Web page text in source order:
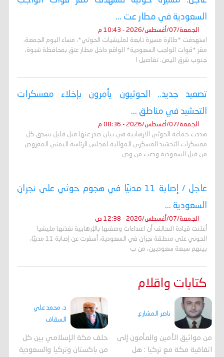
السعودية في مطار عت ...
الجمعة/07/أغسطس/2026 - 10:43 م
استهدفت *طائرة مسيرة تابعة لمليشيات الحوثي*، مساء اليوم الجمعة،
مقر *قوات الواجب السعودية* الواقع داخل مطار عتق بمحافظة شبوة،
جنوب شرق اليمن. تفاصيل ا
تصعيد جديد.. الحوثيون يأمرون بإخلاء معسكرات
التحشيد في مناطق ...
الجمعة/07/أغسطس/2026 - 08:36 م
هددت جماعة الحوثي الارهابية في بيان صدر عنها قبل قليل بسحق كل
معسكرات التحشيد العسكري الموالية لمجلس الرئاسة اليمني المفروض
من قبل السعودية ودعت من وص
عاجل / إصابة 11 مدنيًا في هجوم حوثي على نجران
السعودية ...
الجمعة/07/أغسطس/2026 - 12:38 ص
أعلنت قيادة التحالف أن اعتداءات وصفتها بالإرهابية نفذتها مليشيا
الحوثي على منطقة نجران في السعودية، أسفرت عن إصابة 11 مدنيًا،
بينهم سبعة سعوديين، من ب
كتابات واقلام
ناصر المشارع
من مواثيق الأمين والمأمون إلى
اتفاقية مكة مع تركيا : هل
د. محمد علي
السقاف
حلف مكة الإسلامي بين كل
من باكستان وتركيا والسعودية